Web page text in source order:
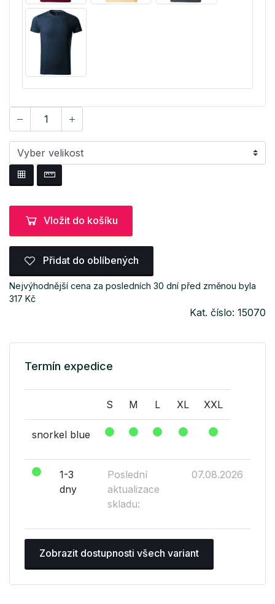
Vložit do košíku
Přidat do oblíbených
Nejvýhodnější cena za posledních 30 dní před změnou byla
317 Kč
Kat. číslo: 15070
Termín expedice
S M L XL XXL
snorkel blue
1-3
dny
Poslední
aktualizace
skladu:
07.08.2026
Zobrazit dostupnosti všech variant